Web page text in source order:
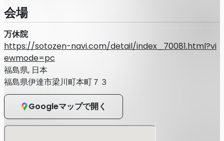
会場
万休院
https://sotozen-navi.com/detail/index_70081.html?vi
ewmode=pc
福島県, 日本
福島県伊達市梁川町本町７３
Googleマップで開く